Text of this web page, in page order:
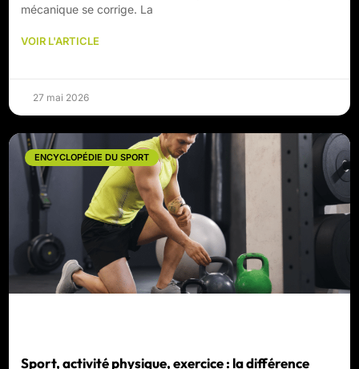
mécanique se corrige. La
VOIR L'ARTICLE
27 mai 2026
ENCYCLOPÉDIE DU SPORT
Sport, activité physique, exercice : la différence